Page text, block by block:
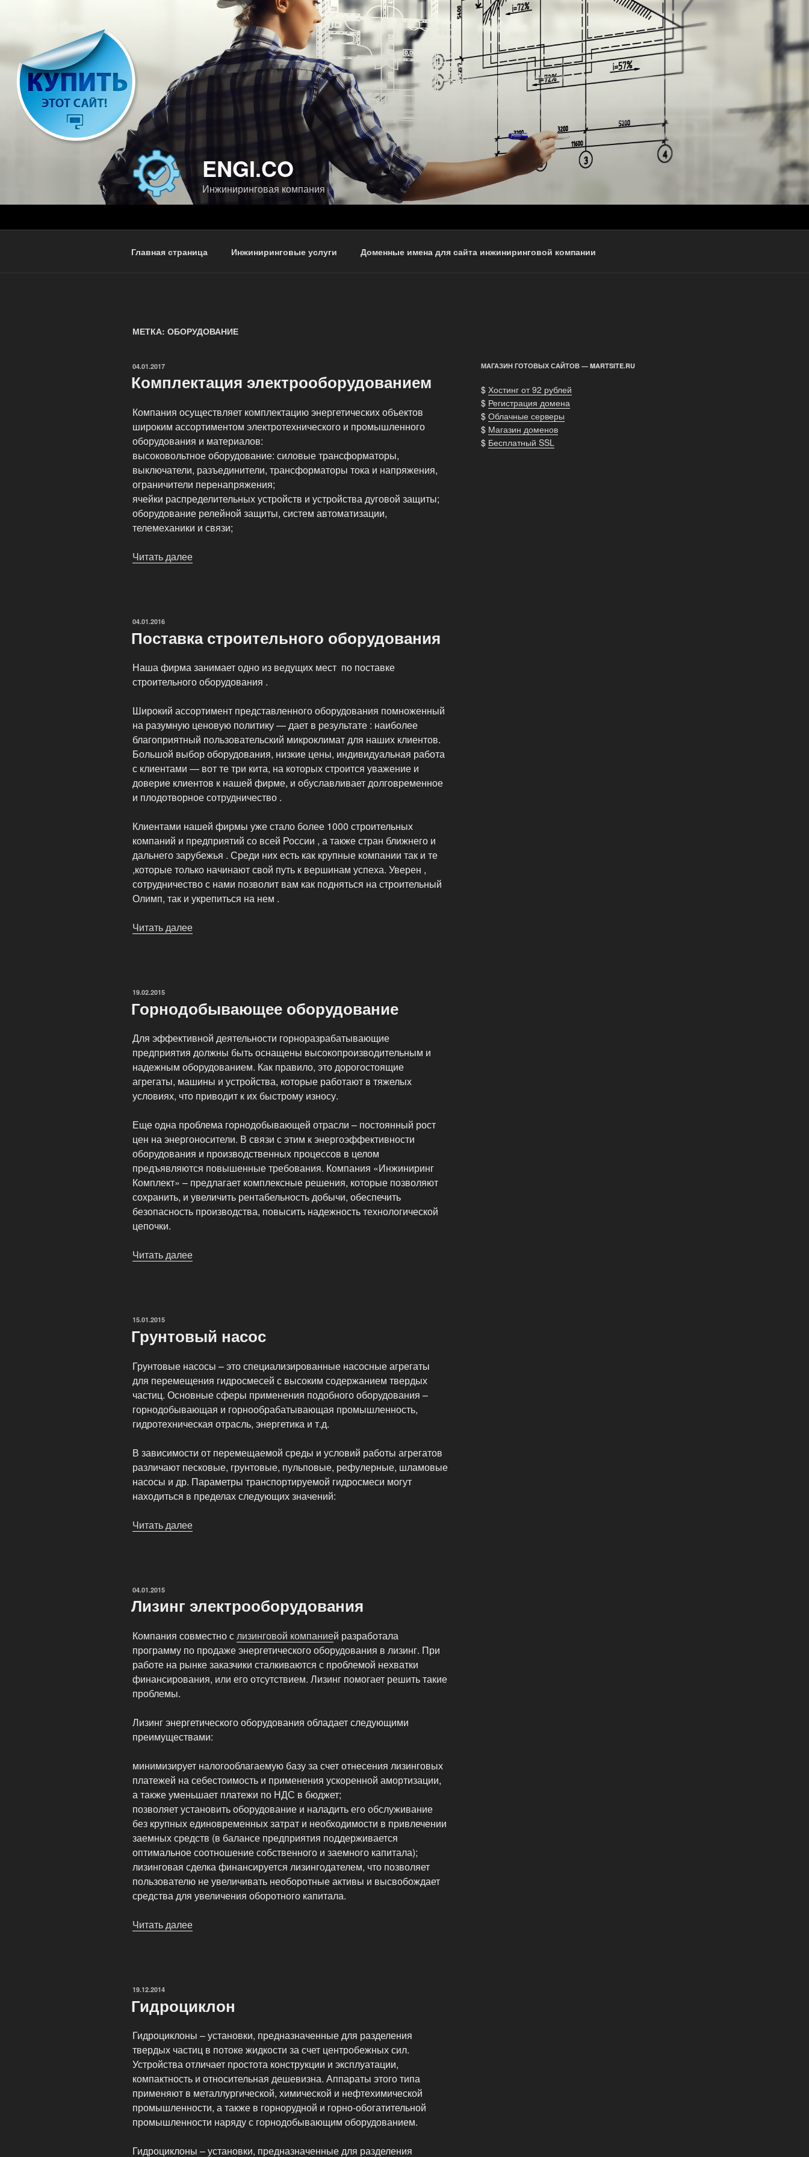
ENGI.CO
Инжиниринговая компания
Главная страница Инжиниринговые услуги Доменные имена для сайта инжиниринговой компании
МЕТКА: ОБОРУДОВАНИЕ
ОПУБЛИКОВАНО
04.01.2017
Комплектация электрооборудованием
Компания осуществляет комплектацию энергетических объектов
широким ассортиментом электротехнического и промышленного
оборудования и материалов:
высоковольтное оборудование: силовые трансформаторы,
выключатели, разъединители, трансформаторы тока и напряжения,
ограничители перенапряжения;
ячейки распределительных устройств и устройства дуговой защиты;
оборудование релейной защиты, систем автоматизации,
телемеханики и связи;
Читать далее
ОПУБЛИКОВАНО
04.01.2016
Поставка строительного оборудования
Наша фирма занимает одно из ведущих мест по поставке
строительного оборудования .
Широкий ассортимент представленного оборудования помноженный
на разумную ценовую политику — дает в результате : наиболее
благоприятный пользовательский микроклимат для наших клиентов.
Большой выбор оборудования, низкие цены, индивидуальная работа
с клиентами — вот те три кита, на которых строится уважение и
доверие клиентов к нашей фирме, и обуславливает долговременное
и плодотворное сотрудничество .
Клиентами нашей фирмы уже стало более 1000 строительных
компаний и предприятий со всей России , а также стран ближнего и
дальнего зарубежья . Среди них есть как крупные компании так и те
,которые только начинают свой путь к вершинам успеха. Уверен ,
сотрудничество с нами позволит вам как подняться на строительный
Олимп, так и укрепиться на нем .
Читать далее
ОПУБЛИКОВАНО
19.02.2015
Горнодобывающее оборудование
Для эффективной деятельности горноразрабатывающие
предприятия должны быть оснащены высокопроизводительным и
надежным оборудованием. Как правило, это дорогостоящие
агрегаты, машины и устройства, которые работают в тяжелых
условиях, что приводит к их быстрому износу.
Еще одна проблема горнодобывающей отрасли – постоянный рост
цен на энергоносители. В связи с этим к энергоэффективности
оборудования и производственных процессов в целом
предъявляются повышенные требования. Компания «Инжиниринг
Комплект» – предлагает комплексные решения, которые позволяют
сохранить, и увеличить рентабельность добычи, обеспечить
безопасность производства, повысить надежность технологической
цепочки.
Читать далее
ОПУБЛИКОВАНО
15.01.2015
Грунтовый насос
Грунтовые насосы – это специализированные насосные агрегаты
для перемещения гидросмесей с высоким содержанием твердых
частиц. Основные сферы применения подобного оборудования –
горнодобывающая и горнообрабатывающая промышленность,
гидротехническая отрасль, энергетика и т.д.
В зависимости от перемещаемой среды и условий работы агрегатов
различают песковые, грунтовые, пульповые, рефулерные, шламовые
насосы и др. Параметры транспортируемой гидросмеси могут
находиться в пределах следующих значений:
Читать далее
ОПУБЛИКОВАНО
04.01.2015
Лизинг электрооборудования
Компания совместно слизинговой компанией разработала
программу по продаже энергетического оборудования в лизинг. При
работе на рынке заказчики сталкиваются с проблемой нехватки
финансирования, или его отсутствием. Лизинг помогает решить такие
проблемы.
Лизинг энергетического оборудования обладает следующими
преимуществами:
минимизирует налогооблагаемую базу за счет отнесения лизинговых
платежей на себестоимость и применения ускоренной амортизации,
а также уменьшает платежи по НДС в бюджет;
позволяет установить оборудование и наладить его обслуживание
без крупных единовременных затрат и необходимости в привлечении
заемных средств (в балансе предприятия поддерживается
оптимальное соотношение собственного и заемного капитала);
лизинговая сделка финансируется лизингодателем, что позволяет
пользователю не увеличивать необоротные активы и высвобождает
средства для увеличения оборотного капитала.
Читать далее
ОПУБЛИКОВАНО
19.12.2014
Гидроциклон
Гидроциклоны – установки, предназначенные для разделения
твердых частиц в потоке жидкости за счет центробежных сил.
Устройства отличает простота конструкции и эксплуатации,
компактность и относительная дешевизна. Аппараты этого типа
применяют в металлургической, химической и нефтехимической
промышленности, а также в горнорудной и горно-обогатительной
промышленности наряду с горнодобывающим оборудованием.
Гидроциклоны – установки, предназначенные для разделения
МАГАЗИН ГОТОВЫХ САЙТОВ — MARTSITE.RU
$ Хостинг от 92 рублей
$ Регистрация домена
$ Облачные серверы
$ Магазин доменов
$ Бесплатный SSL